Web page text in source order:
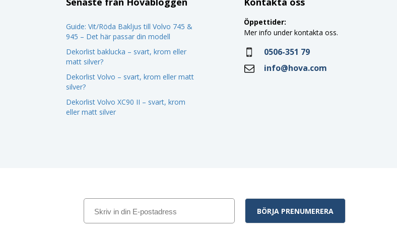
Guide: Vit/Röda Bakljus till Volvo 745 &
945 – Det här passar din modell
Dekorlist baklucka – svart, krom eller
matt silver?
Dekorlist Volvo – svart, krom eller matt
silver?
Dekorlist Volvo XC90 II – svart, krom
eller matt silver
Öppettider:
Mer info under kontakta oss.
0506-351 79
info@hova.com